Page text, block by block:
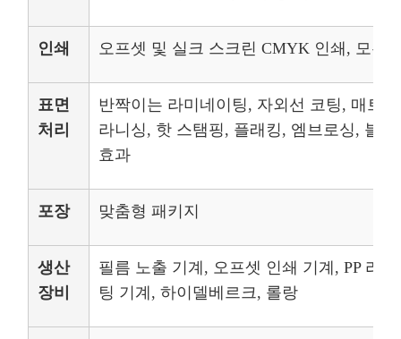
인쇄 오프셋 및 실크 스크린 CMYK 인쇄, 모든
표면
처리
반짝이는 라미네이팅, 자외선 코팅, 매트
라니싱, 핫 스탬핑, 플래킹, 엠브로싱, 블
효과
포장 맞춤형 패키지
생산
장비
필름 노출 기계, 오프셋 인쇄 기계, PP 라
팅 기계, 하이델베르크, 롤랑